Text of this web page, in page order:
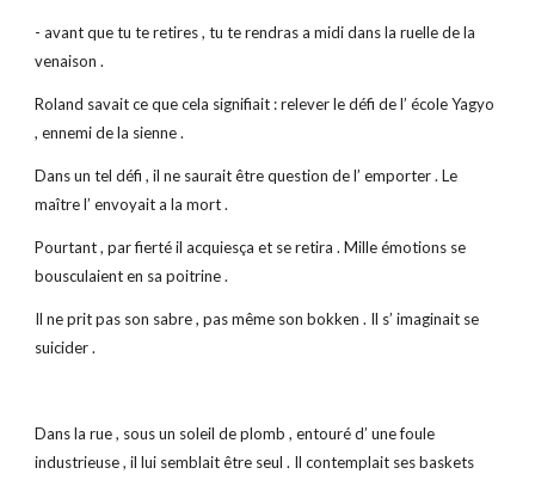
- avant que tu te retires , tu te rendras a midi dans la ruelle de la
venaison .
Roland savait ce que cela signifiait : relever le défi de l’ école Yagyo
, ennemi de la sienne .
Dans un tel défi , il ne saurait être question de l’ emporter . Le
maître l’ envoyait a la mort .
Pourtant , par fierté il acquiesça et se retira . Mille émotions se
bousculaient en sa poitrine .
Il ne prit pas son sabre , pas même son bokken . Il s’ imaginait se
suicider .
Dans la rue , sous un soleil de plomb , entouré d’ une foule
industrieuse , il lui semblait être seul . Il contemplait ses baskets